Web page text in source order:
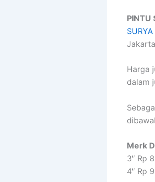
PINTU
Harga
dalam
Merk
3″ Rp
4″ Rp